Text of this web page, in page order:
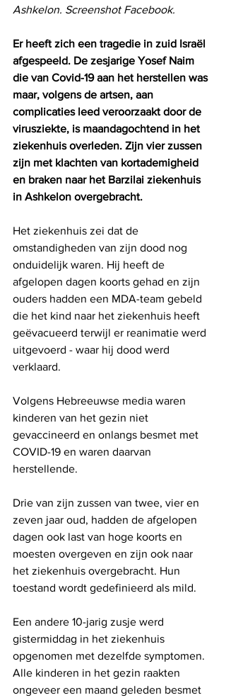
Ashkelon. Screenshot Facebook.
Er heeft zich een tragedie in zuid Israël
afgespeeld. De zesjarige Yosef Naim
die van Covid-19 aan het herstellen was
maar, volgens de artsen, aan
complicaties leed veroorzaakt door de
virusziekte, is maandagochtend in het
ziekenhuis overleden. Zijn vier zussen
zijn met klachten van kortademigheid
en braken naar het Barzilai ziekenhuis
in Ashkelon overgebracht.
Het ziekenhuis zei dat de
omstandigheden van zijn dood nog
onduidelijk waren. Hij heeft de
afgelopen dagen koorts gehad en zijn
ouders hadden een MDA-team gebeld
die het kind naar het ziekenhuis heeft
geëvacueerd terwijl er reanimatie werd
uitgevoerd - waar hij dood werd
verklaard.
Volgens Hebreeuwse media waren
kinderen van het gezin niet
gevaccineerd en onlangs besmet met
COVID-19 en waren daarvan
herstellende.
Drie van zijn zussen van twee, vier en
zeven jaar oud, hadden de afgelopen
dagen ook last van hoge koorts en
moesten overgeven en zijn ook naar
het ziekenhuis overgebracht. Hun
toestand wordt gedefinieerd als mild.
Een andere 10-jarig zusje werd
gistermiddag in het ziekenhuis
opgenomen met dezelfde symptomen.
Alle kinderen in het gezin raakten
ongeveer een maand geleden besmet